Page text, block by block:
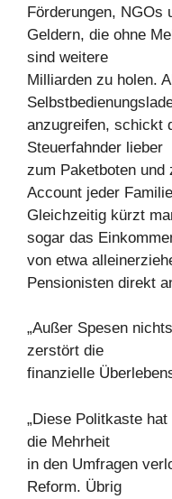
Förderungen, NGOs
Geldern, die ohne
sind weitere
Milliarden zu holen.
anzugreifen, schickt
Steuerfahnder lieber
zum Paketboten
Account jeder
Gleichzeitig kürzt
sogar das
von etwa
Pensionisten direkt
„Außer Spesen
zerstört die
finanzielle
„Diese Politkaste
die Mehrheit
in den Umfragen
Reform. Übrig